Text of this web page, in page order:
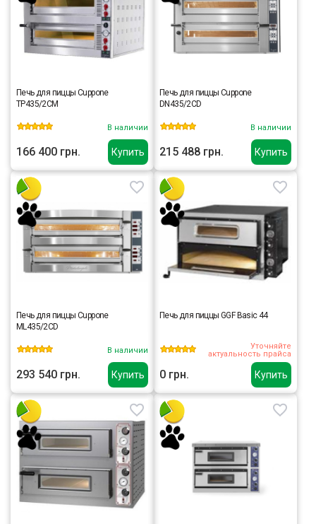
Купить
Печь для пиццы Cuppone
TP435/2CM
В наличии
166 400 грн. Купить
Печь для пиццы Cuppone
DN435/2CD
В наличии
215 488 грн.
Купить
Печь для пиццы Cuppone
ML435/2CD
В наличии
293 540 грн. Купить
Печь для пиццы GGF Basic 44
Уточняйте
актуальность прайса
0 грн.